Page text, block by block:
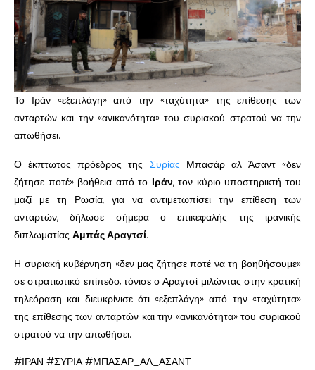
Το Ιράν «εξεπλάγη» από την «ταχύτητα» της επίθεσης των
ανταρτών και την «ανικανότητα» του συριακού στρατού να την
απωθήσει.
Ο έκπτωτος πρόεδρος της Συρίας Μπασάρ αλ Άσαντ «δεν
ζήτησε ποτέ» βοήθεια από το Ιράν, τον κύριο υποστηρικτή του
μαζί με τη Ρωσία, για να αντιμετωπίσει την επίθεση των
ανταρτών, δήλωσε σήμερα ο επικεφαλής της ιρανικής
διπλωματίας Αμπάς Αραγτσί.
Η συριακή κυβέρνηση «δεν μας ζήτησε ποτέ να τη βοηθήσουμε»
σε στρατιωτικό επίπεδο, τόνισε ο Αραγτσί μιλώντας στην κρατική
τηλεόραση και διευκρίνισε ότι «εξεπλάγη» από την «ταχύτητα»
της επίθεσης των ανταρτών και την «ανικανότητα» του συριακού
στρατού να την απωθήσει.
#ΙΡΑΝ #ΣΥΡΙΑ #ΜΠΑΣΑΡ_ΑΛ_ΑΣΑΝΤ